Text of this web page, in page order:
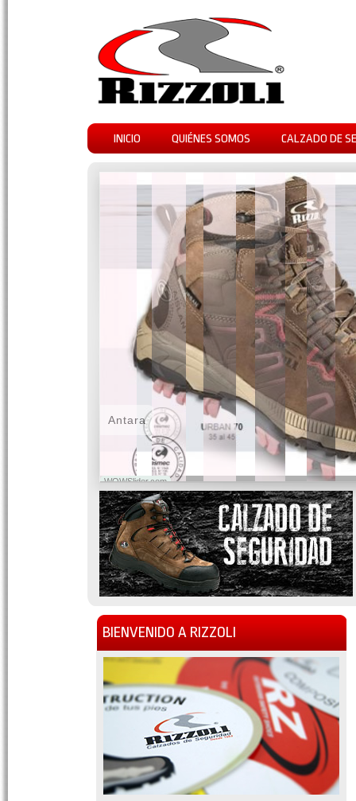
INICIO QUIÉNES SOMOS CALZADO DE
WOWSlider.com
Antara
BIENVENIDO A RIZZOLI